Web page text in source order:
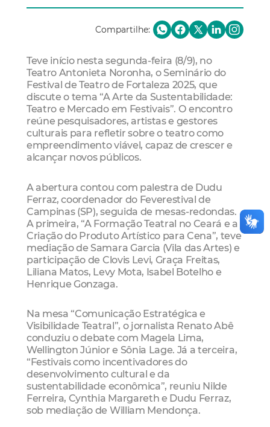
Compartilhe:
Teve início nesta segunda-feira (8/9), no
Teatro Antonieta Noronha, o Seminário do
Festival de Teatro de Fortaleza 2025, que
discute o tema “A Arte da Sustentabilidade:
Teatro e Mercado em Festivais”. O encontro
reúne pesquisadores, artistas e gestores
culturais para refletir sobre o teatro como
empreendimento viável, capaz de crescer e
alcançar novos públicos.
A abertura contou com palestra de Dudu
Ferraz, coordenador do Feverestival de
Campinas (SP), seguida de mesas-redondas.
A primeira, “A Formação Teatral no Ceará e a
Criação do Produto Artístico para Cena”, teve
mediação de Samara Garcia (Vila das Artes) e
participação de Clovis Levi, Graça Freitas,
Liliana Matos, Levy Mota, Isabel Botelho e
Henrique Gonzaga.
Na mesa “Comunicação Estratégica e
Visibilidade Teatral”, o jornalista Renato Abê
conduziu o debate com Magela Lima,
Wellington Júnior e Sônia Lage. Já a terceira,
“Festivais como incentivadores do
desenvolvimento cultural e da
sustentabilidade econômica”, reuniu Nilde
Ferreira, Cynthia Margareth e Dudu Ferraz,
sob mediação de William Mendonça.